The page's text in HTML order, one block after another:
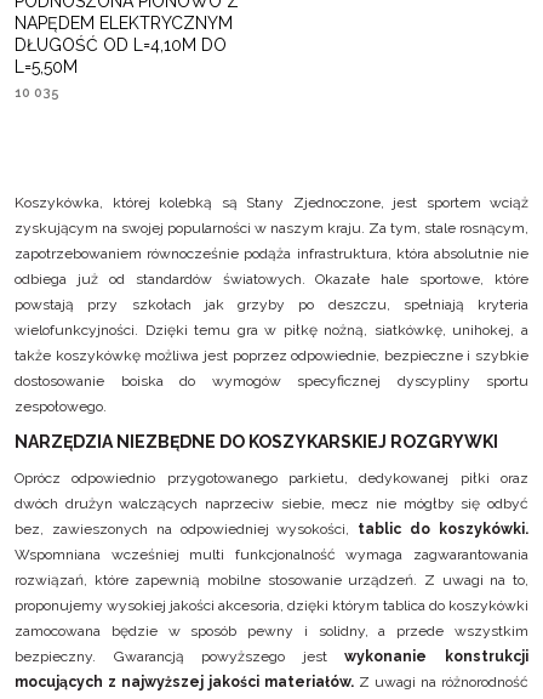
NAPĘDEM ELEKTRYCZNYM
DŁUGOŚĆ OD L=4,10M DO
L=5,50M
10 035
Koszykówka, której kolebką są Stany Zjednoczone, jest sportem wciąż
zyskującym na swojej popularności w naszym kraju. Za tym, stale rosnącym,
zapotrzebowaniem równocześnie podąża infrastruktura, która absolutnie nie
odbiega już od standardów światowych. Okazałe hale sportowe, które
powstają przy szkołach jak grzyby po deszczu, spełniają kryteria
wielofunkcyjności. Dzięki temu gra w piłkę nożną, siatkówkę, unihokej, a
także koszykówkę możliwa jest poprzez odpowiednie, bezpieczne i szybkie
dostosowanie boiska do wymogów specyficznej dyscypliny sportu
zespołowego.
NARZĘDZIA NIEZBĘDNE DO KOSZYKARSKIEJ ROZGRYWKI
Oprócz odpowiednio przygotowanego parkietu, dedykowanej piłki oraz
dwóch drużyn walczących naprzeciw siebie, mecz nie mógłby się odbyć
bez, zawieszonych na odpowiedniej wysokości, tablic do koszykówki.
Wspomniana wcześniej multi funkcjonalność wymaga zagwarantowania
rozwiązań, które zapewnią mobilne stosowanie urządzeń. Z uwagi na to,
proponujemy wysokiej jakości akcesoria, dzięki którym tablica do koszykówki
zamocowana będzie w sposób pewny i solidny, a przede wszystkim
bezpieczny. Gwarancją powyższego jestwykonanie konstrukcji
mocujących z najwyższej jakości materiałów. Z uwagi na różnorodność